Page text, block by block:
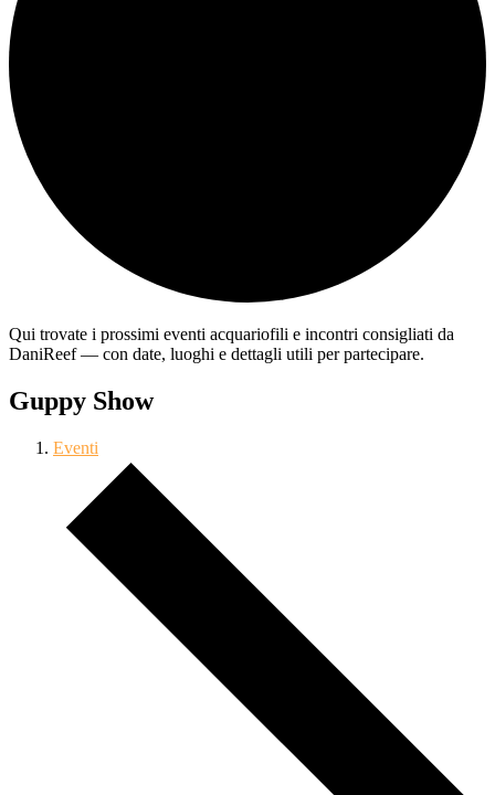
Qui trovate i prossimi eventi acquariofili e incontri consigliati da
DaniReef — con date, luoghi e dettagli utili per partecipare.
Guppy Show
Eventi